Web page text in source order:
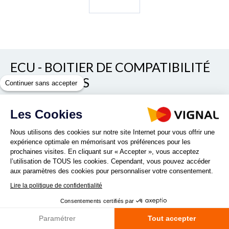
ECU - BOITIER DE COMPATIBILITÉ
LED 15 VOIES
REF. D13235
Continuer sans accepter
Les Cookies
Nous utilisons des cookies sur notre site Internet pour vous offrir une
expérience optimale en mémorisant vos préférences pour les
prochaines visites. En cliquant sur « Accepter », vous acceptez
l’utilisation de TOUS les cookies. Cependant, vous pouvez accéder
aux paramètres des cookies pour personnaliser votre consentement.
Lire la politique de confidentialité
Consentements certifiés par
Paramétrer Tout accepter